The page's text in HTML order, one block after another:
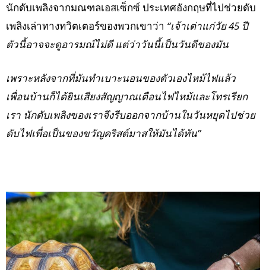
นักดับเพลิงจากมณฑลเอสเซ็กซ์ ประเทศอังกฤษที่ไปช่วยดับ
เพลิงเล่าทางทวิตเตอร์ของพวกเขาว่า “เจ้าเต่าแก่วัย 45 ปี
ตัวนี้อาจจะดูอารมณ์ไม่ดี แต่ว่าวันนี้เป็นวันดีของมัน
เพราะหลังจากที่มันทำเบาะนอนของตัวเองไหม้ไฟแล้ว
เพื่อนบ้านก็ได้ยินเสียงสัญญาณเตือนไฟไหม้และโทรเรียก
เรา นักดับเพลิงของเราจึงรีบออกจากบ้านในวันหยุดไปช่วย
ดับไฟเพื่อเป็นของขวัญคริสต์มาสให้มันได้ทัน”